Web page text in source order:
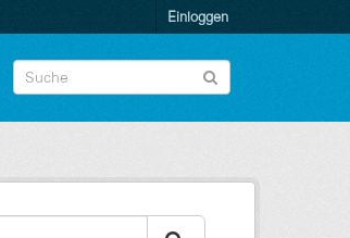
Einloggen